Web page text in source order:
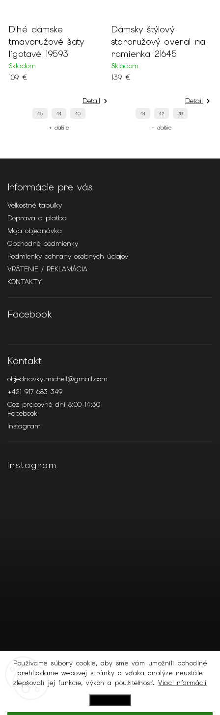
Používame súbory cookie, aby sme vám umožnili pohodlné
prehliadanie webovej stránky a vďaka analýze neustále
zlepšovali jej funkcie, výkon a použiteľnosť.Viac informácií
Dlhé dámske
tmavoružové šaty
ligotavé 19593
Skladom
109 €
Detail
46 44 40
+ ďalšie
Dámsky štýlový
staroružový overal na
ramienka 21645
Skladom
139 €
Detail
44 42 38
+ ďalšie
Informácie pre vás
Veľkostné tabuľky
Doprava a platba
Moja objednávka
Obchodné podmienky
Podmienky ochrany osobných údajov
VRÁTENIE / REKLAMÁCIA
KONTAKTY
Facebook
Kontakt
objednavky.michell@gmail.com
+421 917 683 349
Cez pracovné dni 8:00-14:30
Facebook
Instagram
Instagram
Sledovať na Instagrame
Copyright 2026MICHELL.SK. Všetky práva vyhradené.